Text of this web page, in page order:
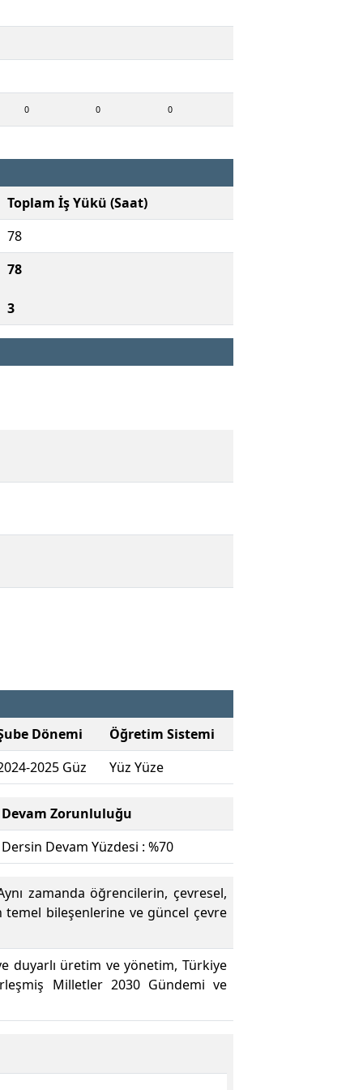
0 0 0
Toplam İş Yükü (Saat)
78
78
3
Dönemi
Öğretim Sistemi
2025 Güz Yüz Yüze
Devam Zorunluluğu
Dersin Devam Yüzdesi : %70
zamanda öğrencilerin, çevresel,
bileşenlerine ve güncel çevre
duyarlı üretim ve yönetim, Türkiye
Milletler 2030 Gündemi ve